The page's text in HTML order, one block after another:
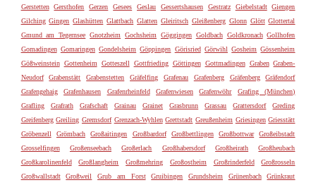
Gerstetten
Gersthofen Gerzen Gesees Geslau Gessertshausen Gestratz Giebelstadt
Giengen
Gilching Gingen Glashütten Glattbach Glatten Gleiritsch Gleißenberg Glonn Glött Glottertal
Gmund am Tegernsee Gnotzheim Gochsheim Göggingen Goldbach Goldkronach Gollhofen
Gomadingen Gomaringen Gondelsheim Göppingen Görisried Görwihl Gosheim Gössenheim
Gößweinstein Gottenheim Gotteszell Gottfrieding Göttingen Gottmadingen Graben Graben-
Neudorf
Grabenstätt Grabenstetten Gräfelfing Grafenau Grafenberg Gräfenberg
Gräfendorf
Grafengehaig
Grafenhausen Grafenrheinfeld Grafenwiesen Grafenwöhr
Grafing (München)
Grafling
Grafrath Grafschaft Grainau Grainet Grasbrunn Grassau Grattersdorf
Greding
Greifenberg Greiling Gremsdorf Grenzach-Wyhlen Grettstadt Greußenheim Griesingen Griesstätt
Gröbenzell
Grömbach Großaitingen Großbardorf Großbettlingen Großbottwar
Großeibstadt
Grosselfingen
Großenseebach Großerlach Großhabersdorf Großheirath
Großheubach
Großkarolinenfeld
Großlangheim Großmehring Großostheim Großrinderfeld
Großrosseln
Großwallstadt
Großweil Grub am Forst Gruibingen Grundsheim Grünenbach
Grünkraut